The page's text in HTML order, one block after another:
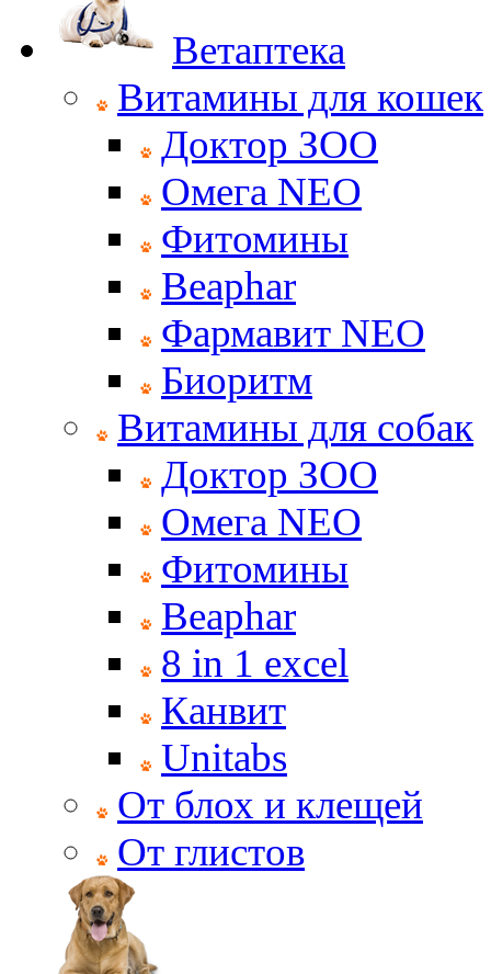
Ветаптека
Витамины для кошек
Доктор ЗОО
Омега NEO
Фитомины
Beaphar
Фармавит NEO
Биоритм
Витамины для собак
Доктор ЗОО
Омега NEO
Фитомины
Beaphar
8 in 1 excel
Канвит
Unitabs
От блох и клещей
От глистов